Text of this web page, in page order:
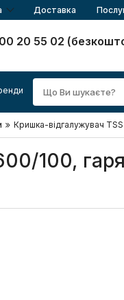
Доставка
20 55 02
Кришка-відгалужувач
100,